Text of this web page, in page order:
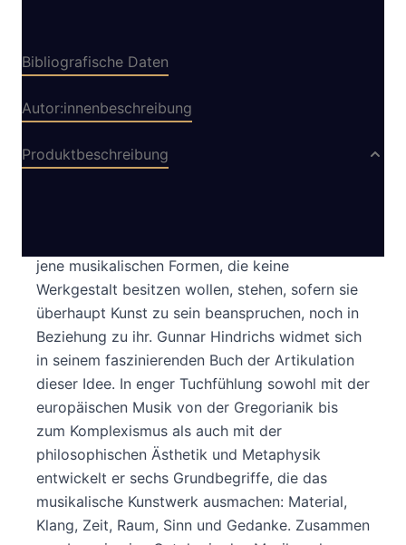
Bibliografische Daten
Autor:innenbeschreibung
Produktbeschreibung
jene musikalischen Formen, die keine
Werkgestalt besitzen wollen, stehen, sofern sie
überhaupt Kunst zu sein beanspruchen, noch in
Beziehung zu ihr. Gunnar Hindrichs widmet sich
in seinem faszinierenden Buch der Artikulation
dieser Idee. In enger Tuchfühlung sowohl mit der
europäischen Musik von der Gregorianik bis
zum Komplexismus als auch mit der
philosophischen Ästhetik und Metaphysik
entwickelt er sechs Grundbegriffe, die das
musikalische Kunstwerk ausmachen: Material,
Klang, Zeit, Raum, Sinn und Gedanke. Zusammen